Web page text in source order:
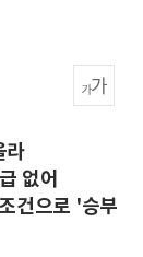
라
없어
건으로 '승부